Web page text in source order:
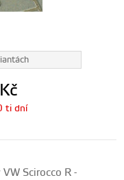
Kč
ti dní
Scirocco R -